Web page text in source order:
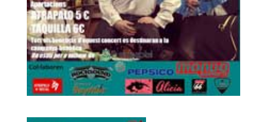
SUPORT TERCER SECTOR